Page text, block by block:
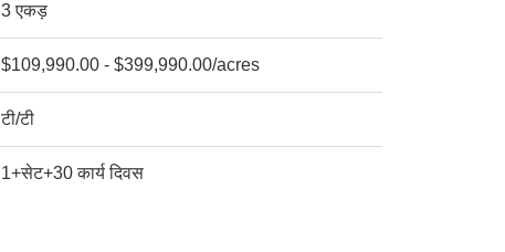
3 एकड़
$109,990.00 - $399,990.00/acres
टी/टी
1+सेट+30 कार्य दिवस